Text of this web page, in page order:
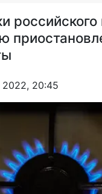
российского
2022, 20:45